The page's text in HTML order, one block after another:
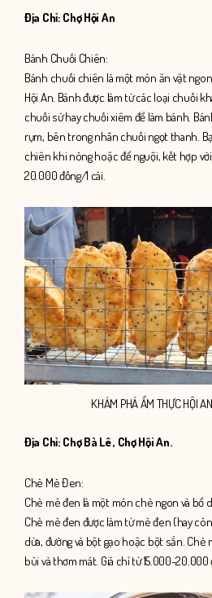
Địa Chỉ: Chợ Hội An
Bánh Chuối Chiên:
Bánh chuối chiên là một món ăn vặt
Hội An. Bánh được làm từ các loại chuối
chuối sứ hay chuối xiêm để làm bánh.
rụm, bên trong nhân chuối ngọt thanh.
chiên khi nóng hoặc để nguội, kết hợp
20.000 đồng/1 cái.
KHÁM PHÁ ẨM THỰC HỘI
Địa Chỉ: Chợ Bà Lê , Chợ Hội An.
Chè Mè Đen:
Chè mè đen là một món chè ngon và bổ
Chè mè đen được làm từ mè đen (hay
dừa, đường và bột gạo hoặc bột sắn.
bùi và thơm mát. Giá chỉ từ 15.000-20.000